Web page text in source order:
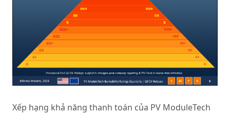
Xếp hạng khả năng thanh toán của PV ModuleTech